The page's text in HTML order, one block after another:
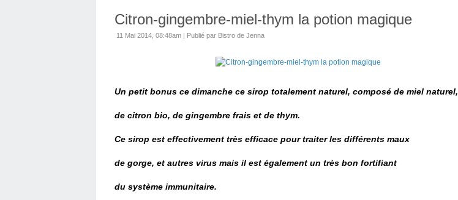
Citron-gingembre-miel-thym la potion magique
11 Mai 2014, 08:48am | Publié par Bistro de Jenna
Un petit bonus ce dimanche ce sirop totalement naturel, composé de miel naturel,
de citron bio, de gingembre frais et de thym.
Ce sirop est effectivement très efficace pour traiter les différents maux
de gorge, et autres virus mais il est également un très bon fortifiant
du système immunitaire.